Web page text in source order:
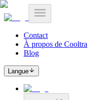
Contact
À propos de Cooltra
Blog
Langue